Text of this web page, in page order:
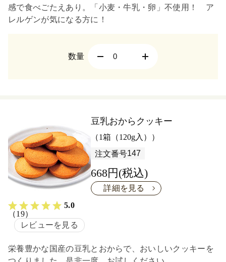
感で食べごたえあり。「小麦・牛乳・卵」不使用！ ア
レルゲンが気になる方に！
数量
5.0
（19）
レビューを見る
豆乳おからクッキー
（1箱（120g入））
注文番号147
668円(税込)
詳細を見る
栄養豊かな国産の豆乳とおからで、おいしいクッキーを